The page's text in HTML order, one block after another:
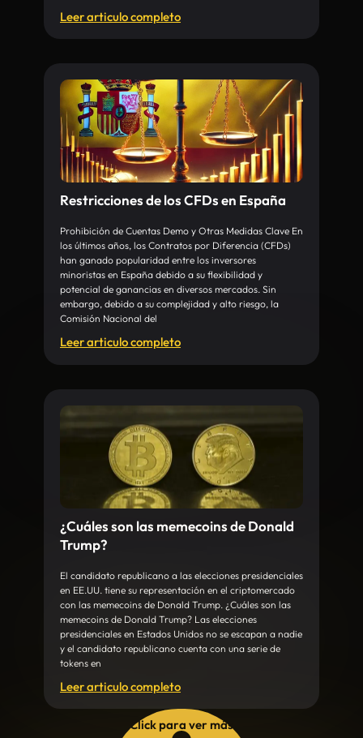
Leer articulo completo
Restricciones de los CFDs en España
Prohibición de Cuentas Demo y Otras Medidas Clave En
los últimos años, los Contratos por Diferencia (CFDs)
han ganado popularidad entre los inversores
minoristas en España debido a su flexibilidad y
potencial de ganancias en diversos mercados. Sin
embargo, debido a su complejidad y alto riesgo, la
Comisión Nacional del
Leer articulo completo
¿Cuáles son las memecoins de Donald
Trump?
El candidato republicano a las elecciones presidenciales
en EE.UU. tiene su representación en el criptomercado
con las memecoins de Donald Trump. ¿Cuáles son las
memecoins de Donald Trump? Las elecciones
presidenciales en Estados Unidos no se escapan a nadie
y el candidato republicano cuenta con una serie de
tokens en
Leer articulo completo
Click para ver más